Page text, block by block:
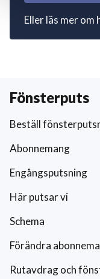
Eller läs mer
Fönsterputs
Beställ
Abonnemang
Engångsputsning
Här putsar vi
Schema
Förändra
Rutavdrag och